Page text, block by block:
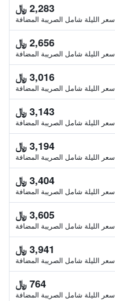
2,283 ﷼
سعر الليلة شامل الصريبة المضافة
2,656 ﷼
سعر الليلة شامل الصريبة المضافة
3,016 ﷼
سعر الليلة شامل الصريبة المضافة
3,143 ﷼
سعر الليلة شامل الصريبة المضافة
3,194 ﷼
سعر الليلة شامل الصريبة المضافة
3,404 ﷼
سعر الليلة شامل الصريبة المضافة
3,605 ﷼
سعر الليلة شامل الصريبة المضافة
3,941 ﷼
سعر الليلة شامل الصريبة المضافة
764 ﷼
سعر الليلة شامل الصريبة المضافة